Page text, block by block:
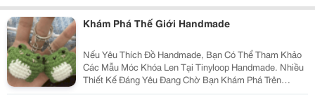
Khám Phá Thế Giới Handmade
Nếu Yêu Thích Đồ Handmade, Bạn Có Thể Tham Khảo
Các Mẫu Móc Khóa Len Tại Tinyloop Handmade. Nhiều
Thiết Kế Đáng Yêu Đang Chờ Bạn Khám Phá Trên
Website T Inyloop Handmade